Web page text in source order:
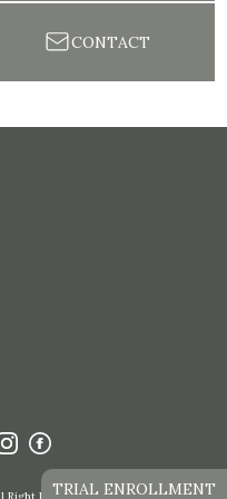
CONTACT
Right Reserved.TRIAL ENROLLMENT